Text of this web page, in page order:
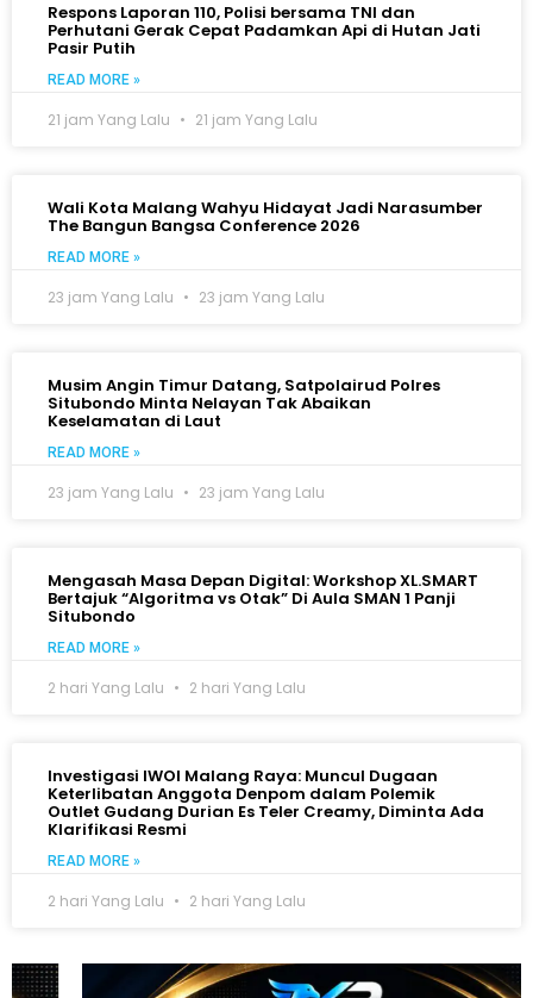
Respons Laporan 110, Polisi bersama TNI dan
Perhutani Gerak Cepat Padamkan Api di Hutan Jati
Pasir Putih
READ MORE »
21 jam Yang Lalu 21 jam Yang Lalu
Wali Kota Malang Wahyu Hidayat Jadi Narasumber
The Bangun Bangsa Conference 2026
READ MORE »
23 jam Yang Lalu 23 jam Yang Lalu
Musim Angin Timur Datang, Satpolairud Polres
Situbondo Minta Nelayan Tak Abaikan
Keselamatan di Laut
READ MORE »
23 jam Yang Lalu 23 jam Yang Lalu
Mengasah Masa Depan Digital: Workshop XL.SMART
Bertajuk “Algoritma vs Otak” Di Aula SMAN 1 Panji
Situbondo
READ MORE »
2 hari Yang Lalu 2 hari Yang Lalu
Investigasi IWOI Malang Raya: Muncul Dugaan
Keterlibatan Anggota Denpom dalam Polemik
Outlet Gudang Durian Es Teler Creamy, Diminta Ada
Klarifikasi Resmi
READ MORE »
2 hari Yang Lalu 2 hari Yang Lalu